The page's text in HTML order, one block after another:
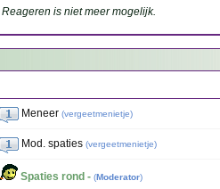
Reageren is niet meer mogelijk.
Meneer (vergeetmenietje)
Mod. spaties (vergeetmenietje)
Spaties rond - (Moderator)